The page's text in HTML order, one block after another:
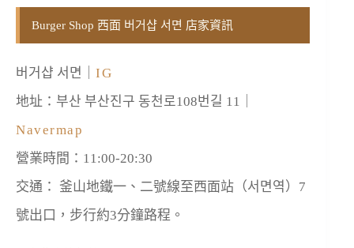
Burger Shop 西面 버거샵 서면 店家資訊
버거샵 서면｜ IG
地址：부산 부산진구 동천로108번길 11｜
Navermap
營業時間：11:00-20:30
交通： 釜山地鐵一、二號線至西面站（서면역）7
號出口，步行約3分鐘路程。